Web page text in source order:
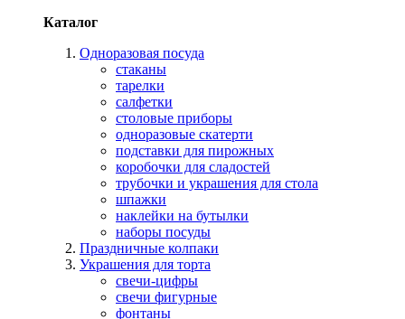
Каталог
Одноразовая посуда
стаканы
тарелки
салфетки
столовые приборы
одноразовые скатерти
подставки для пирожных
коробочки для сладостей
трубочки и украшения для стола
шпажки
наклейки на бутылки
наборы посуды
Праздничные колпаки
Украшения для торта
свечи-цифры
свечи фигурные
фонтаны